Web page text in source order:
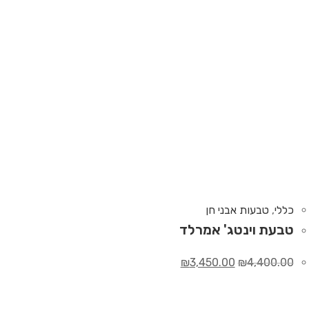
כללי, טבעות אבני חן
טבעת וינטג' אמרלד
₪4,400.00
₪3,450.00